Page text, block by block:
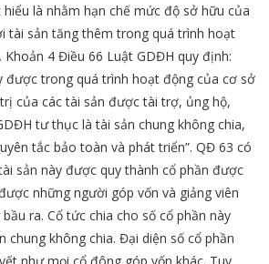
là nhằm hạn chế mức độ sở hữu của
tài sản tăng thêm trong quá trình hoạt
4 Điều 66 Luật GDĐH quy định:
được trong quá trình hoạt động của cơ sở
của các tài sản được tài trợ, ủng hộ,
tư thục là tài sản chung không chia,
tắc bảo toàn và phát triển”. QĐ 63 có
sản này được quy thành cổ phần được
những người góp vốn và giảng viên
ra. Cổ tức chia cho số cổ phần này
chung không chia. Đại diện số cổ phần